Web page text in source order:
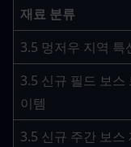
재료 분류
3.5 멍저우 지역 특
3.5 신규 필드 보스
이템
3.5 신규 주간 보스